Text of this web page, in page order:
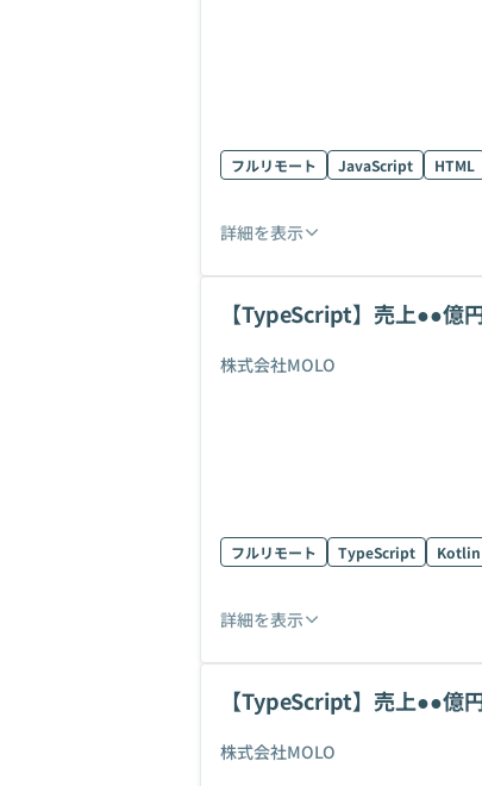
フルリモート JavaScript HTML
詳細を表示
【TypeScript】売上●●億
株式会社MOLO
フルリモート TypeScript Kotlin
詳細を表示
【TypeScript】売上●●億
株式会社MOLO